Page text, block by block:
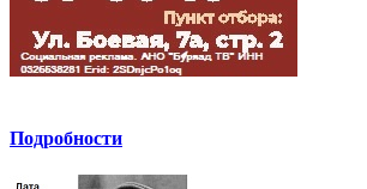
Подробности